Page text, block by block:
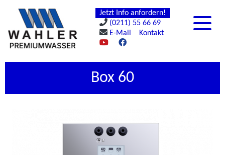
Jetzt Info anfordern!
(0211) 55 66 69
E-Mail
Kontakt
Box 60